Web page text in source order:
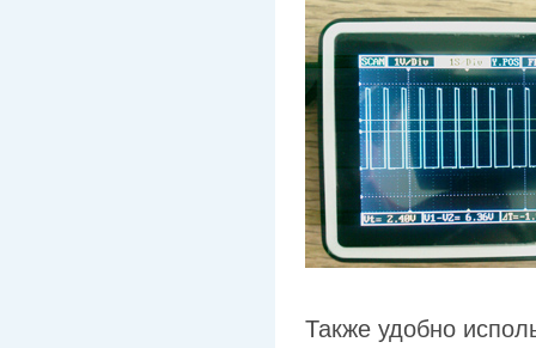
Также удобно